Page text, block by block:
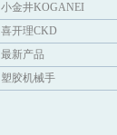
小金井KOGANEI
喜开理CKD
最新产品
塑胶机械手